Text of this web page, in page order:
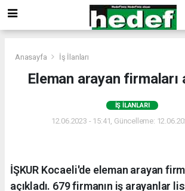
Anasayfa İş İlanları
Eleman arayan firmaları
İŞ İLANLARI
12.06.2023 - 15:41, Güncelleme:
İŞKUR Kocaeli'de eleman arayan
açıkladı. 679 firmanın iş arayanlar